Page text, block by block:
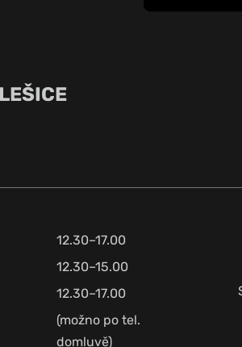
12.30–17.00
12.30–15.00
12.30–17.00
(možno po tel.
domluvě)